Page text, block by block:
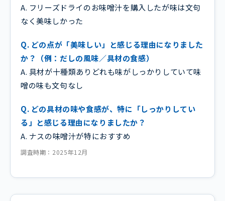
A. フリーズドライのお味噌汁を購入したが味は文句
なく美味しかった
Q. どの点が「美味しい」と感じる理由になりました
か？（例：だしの風味／具材の食感）
A. 具材が十種類ありどれも味がしっかりしていて味
噌の味も文句なし
Q. どの具材の味や食感が、特に「しっかりしてい
る」と感じる理由になりましたか？
A. ナスの味噌汁が特におすすめ
調査時期：2025年12月